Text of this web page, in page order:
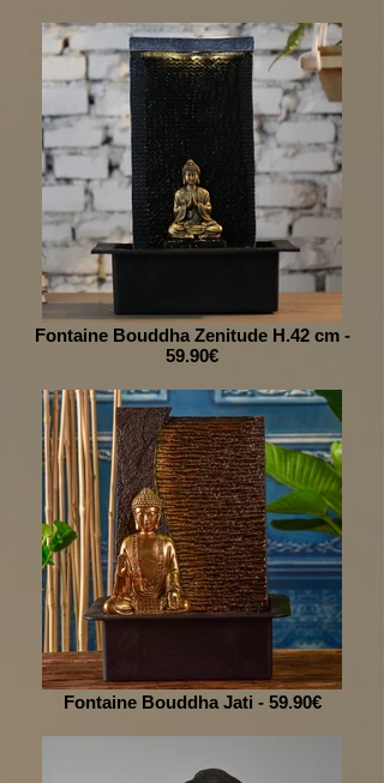
Fontaine Bouddha Zenitude H.42 cm -
59.90€
Fontaine Bouddha Jati - 59.90€